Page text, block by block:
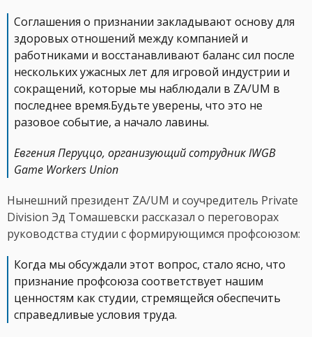
Соглашения о признании закладывают основу для
здоровых отношений между компанией и
работниками и восстанавливают баланс сил после
нескольких ужасных лет для игровой индустрии и
сокращений, которые мы наблюдали в ZA/UM в
последнее время.Будьте уверены, что это не
разовое событие, а начало лавины.
Евгения Перуццо, организующий сотрудник IWGB
Game Workers Union
Нынешний президент ZA/UM и соучредитель Private
Division Эд Томашевски рассказал о переговорах
руководства студии с формирующимся профсоюзом:
Когда мы обсуждали этот вопрос, стало ясно, что
признание профсоюза соответствует нашим
ценностям как студии, стремящейся обеспечить
справедливые условия труда.